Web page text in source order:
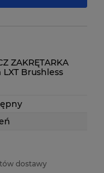
ZAKRĘTARKA
LXT Brushless
dostawy